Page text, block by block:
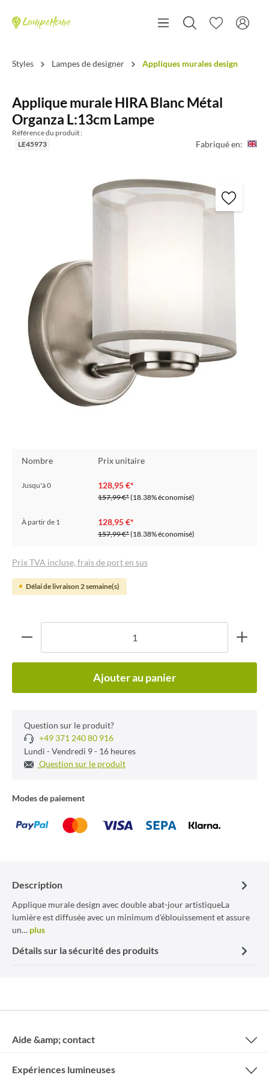
Styles Lampes de designer Appliques murales design
Applique murale HIRA Blanc Métal
Organza L:13cm Lampe
Référence du produit :
LE45973
Fabriqué en:
Nombre Prix unitaire
Jusqu'à0 128,95 €*
157,99 €*(18.38% économisé)
À partir de 1 128,95 €*
157,99 €*(18.38% économisé)
Prix TVA incluse, frais de port en sus
Délai de livraison 2 semaine(s)
Ajouter au panier
Question sur le produit?
+49 371 240 80 916
Lundi - Vendredi 9 - 16 heures
Question sur le produit
Modes de paiement
Description
Applique murale design avec double abat-jour artistiqueLa
lumière est diffusée avec un minimum d'éblouissement et assure
un… plus
Détails sur la sécurité des produits
Aide &amp; contact
Expériences lumineuses